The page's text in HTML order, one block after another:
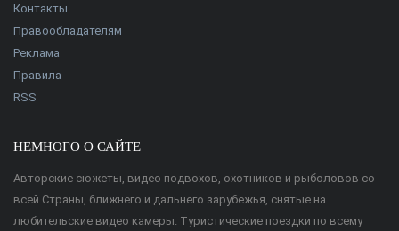
Контакты
Правообладателям
Реклама
Правила
RSS
НЕМНОГО О САЙТЕ
Авторские сюжеты, видео подвохов, охотников и рыболовов со
всей Страны, ближнего и дальнего зарубежья, снятые на
любительские видео камеры. Туристические поездки по всему